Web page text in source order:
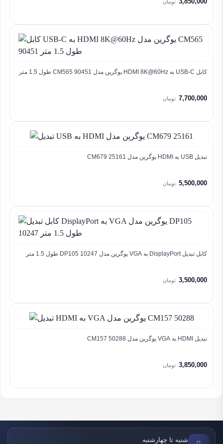
تومان
کابل USB-C به HDMI 8K@60Hz یوگرین مدل CM565 90451 طول 1.5 متر
7,700,000 تومان
تبدیل USB به HDMI یوگرین مدل CM679 25161
5,500,000 تومان
کابل تبدیل DisplayPort به VGA یوگرین مدل DP105 10247 طول 1.5 متر
3,500,000 تومان
تبدیل HDMI به VGA یوگرین مدل CM157 50288
3,850,000 تومان
شنبه تا چهارشنبه